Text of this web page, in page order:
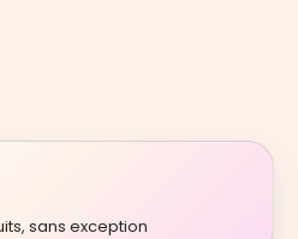
sans exception